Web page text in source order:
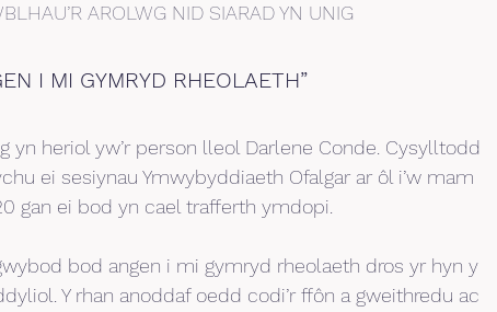
AROLWG NID SIARAD YN UNIG
I MI GYMRYD RHEOLAETH”
heriol yw’r person lleol Darlene Conde. Cysylltodd
ei sesiynau Ymwybyddiaeth Ofalgar ar ôl i’w mam
gan ei bod yn cael trafferth ymdopi.
bod angen i mi gymryd rheolaeth dros yr hyn y
Y rhan anoddaf oedd codi’r ffôn a gweithredu ac